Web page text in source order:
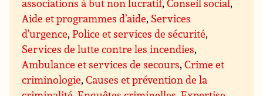
associations à but non lucratif,Conseil social,
Aide et programmes d’aide, Services
d’urgence,Police et services de sécurité,
Services de lutte contre les incendies,
Ambulance et services de secours,Crime et
criminologie,Causes et prévention de la